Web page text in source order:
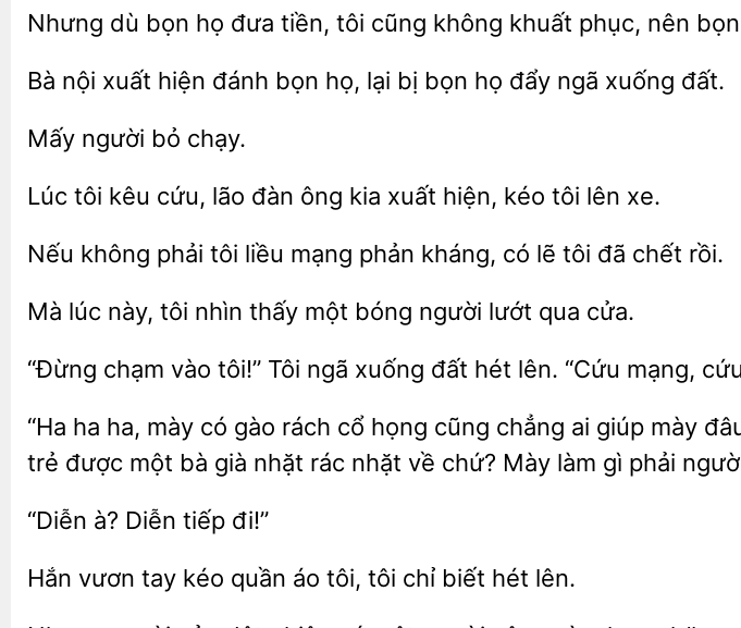
Nhưng bọn họ đưa tiền, tôi không khuất phục, nên
Bà nội hiện đánh bọn họ, lại bị họ ngã xuống đất.
Mấy
tôi kêu cứu, lão đàn ông kia xuất hiện, lên xe.
Nếu không phải liều phản kháng, có lẽ tôi đã chết
lúc này, tôi nhìn thấy một bóng lướt qua
“Đừng chạm vào Tôi ngã xuống đất hét “Cứu mạng,
“Ha ha ha, mày có gào cổ họng cũng chẳng ai
mày
trẻ được một bà già nhặt rác nhặt về chứ? Mày làm gì phải
Diễn đi!”
kéo quần áo tôi, tôi chỉ biết hét lên.